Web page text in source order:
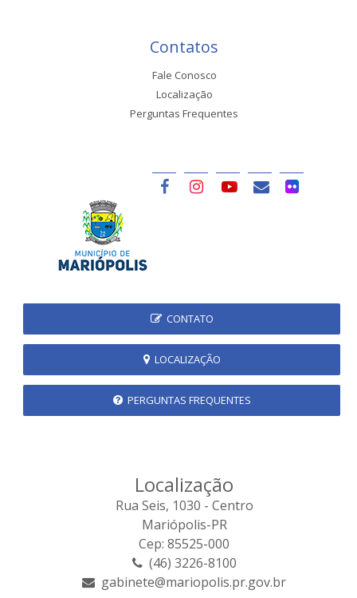
Contatos
Fale Conosco
Localização
Perguntas Frequentes
CONTATO
LOCALIZAÇÃO
PERGUNTAS FREQUENTES
Localização
Rua Seis, 1030 - Centro
Mariópolis-PR
Cep: 85525-000
(46) 3226-8100
gabinete@mariopolis.pr.gov.br